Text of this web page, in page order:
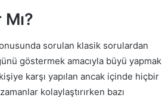
sorulan klasik sorulardan
göstermek amacıyla büyü yapmak
karşı yapılan ancak içinde hiçbir
kolaylaştırırken bazı